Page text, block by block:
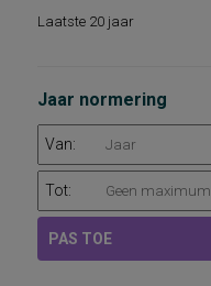
Laatste 20 jaar
Jaar normering
Van:
Tot:
PAS TOE